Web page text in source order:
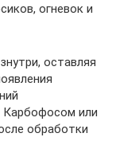
огневок и
оставляя
Карбофосом или
обработки